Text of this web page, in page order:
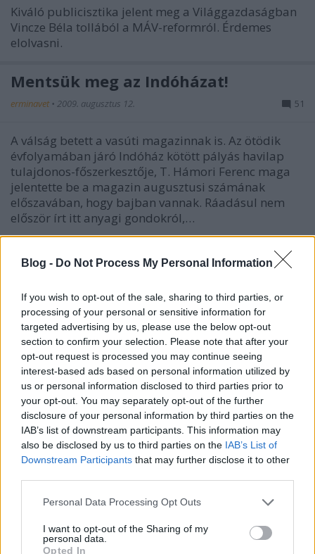
Blog - Do Not Process My Personal Information
If you wish to opt-out of the sale, sharing to third parties, or
processing of your personal or sensitive information for
targeted advertising by us, please use the below opt-out
section to confirm your selection. Please note that after your
opt-out request is processed you may continue seeing
interest-based ads based on personal information utilized by
us or personal information disclosed to third parties prior to
your opt-out. You may separately opt-out of the further
disclosure of your personal information by third parties on the
IAB’s list of downstream participants. This information may
also be disclosed by us to third parties on the IAB’s List of
Downstream Participants that may further disclose it to other
Please note that this website/app uses one or more Google
not limited to your visit or usage behaviour. You may click to
grant or deny consent to Google and its third-party tags to
Personal Data Processing Opt Outs
I want to opt-out of the Sharing of my
personal data.
Opted In
Kiváló publicisztika jelent meg a Világgazdaságban
Vincze Béla tollából a MÁV-reformról. Érdemes
elolvasni.
Mentsük meg az Indóházat!
erminavet • 2009. augusztus 12. 51
A válság betett a vasúti magazinnak is. Az ötödik
évfolyamában járó Indóház kötött pályás havilap
tulajdonos-főszerkesztője, T. Hámori Ferenc maga
jelentette be a magazin augusztusi számának
előszavában, hogy bajban vannak. Ráadásul nem
először írt itt anyagi gondokról,…
Tömpe-interjú
Szokatlanul őszinte hangvételű interjút adott A vasút
így totál reménytelen címmel a Zoom.hu-nak Tömpe